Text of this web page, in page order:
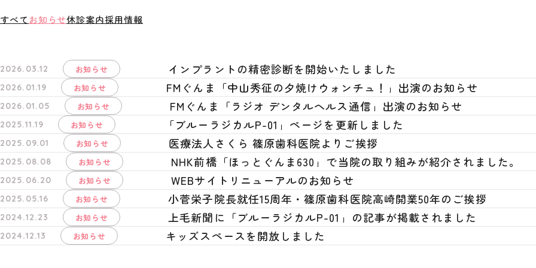
すべて お知らせ休診案内採用情報
2026.03.12 お知らせ インプラントの精密診断を開始いたしました
2026.01.19 お知らせ FMぐんま「中山秀征の夕焼けウォンチュ！」出演のお知らせ
2026.01.05 お知らせ FMぐんま「ラジオ デンタルヘルス通信」出演のお知らせ
2025.11.19 お知らせ 「ブルーラジカルP-01」ページを更新しました
2025.09.01 お知らせ 医療法人さくら 篠原歯科医院よりご挨拶
2025.08.08 お知らせ NHK前橋「ほっとぐんま630」で当院の取り組みが紹介されました。
2025.06.20 お知らせ WEBサイトリニューアルのお知らせ
2025.05.16 お知らせ 小菅栄子院長就任15周年・篠原歯科医院高崎開業50年のご挨拶
2024.12.23 お知らせ 上毛新聞に「ブルーラジカルP-01」の記事が掲載されました
2024.12.13 お知らせ キッズスペースを開放しました